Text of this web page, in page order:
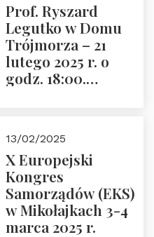
Prof. Ryszard
Legutko w Domu
Trójmorza – 21
lutego 2025 r. o
godz. 18:00.
Zapraszamy
13/02/2025
X Europejski
Kongres
Samorządów (EKS)
w Mikołajkach 3-4
marca 2025 r.